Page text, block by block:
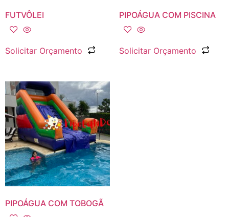
FUTVÔLEI
Solicitar Orçamento
PIPOÁGUA COM PISCINA
Solicitar Orçamento
PIPOÁGUA COM TOBOGÃ